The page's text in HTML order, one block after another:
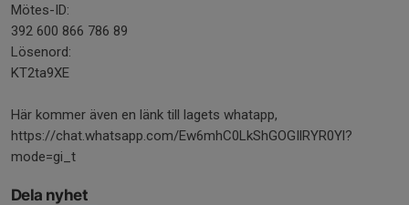
Mötes-ID:
392 600 866 786 89
Lösenord:
KT2ta9XE
Här kommer även en länk till lagets whatapp,
https://chat.whatsapp.com/Ew6mhC0LkShGOGIlRYR0Yl?
mode=gi_t
Dela nyhet